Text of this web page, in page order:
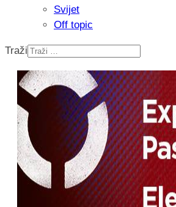
Recenzija: Einhell
nikada prije
Svijet
Off topic
Traži